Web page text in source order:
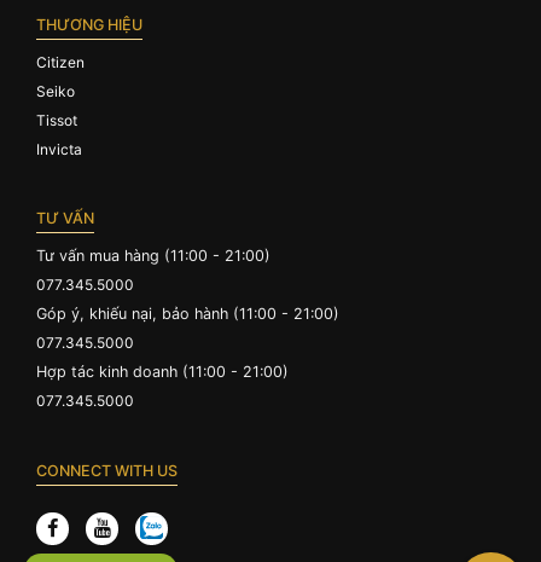
THƯƠNG HIỆU
Citizen
Seiko
Tissot
Invicta
TƯ VẤN
Tư vấn mua hàng (11:00 - 21:00)
077.345.5000
Góp ý, khiếu nại, bảo hành (11:00 - 21:00)
077.345.5000
Hợp tác kinh doanh (11:00 - 21:00)
077.345.5000
CONNECT WITH US